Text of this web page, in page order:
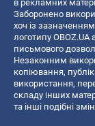
в рекламних
Заборонено
хоч із
логотипу OBOZ.UA
письмового
Незаконним
копiювання,
використання,
складу інших
та інші подібні